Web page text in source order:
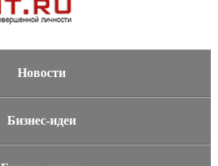
Новости
Бизнес-идеи